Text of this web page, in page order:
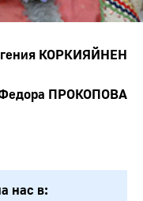
КОРКИЯЙНЕН
ПРОКОПОВА
нас в: